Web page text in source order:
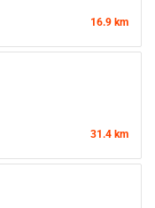
16.9 km
31.4 km